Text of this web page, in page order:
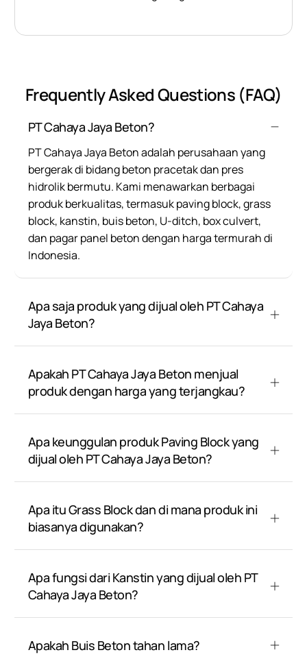
Frequently Asked Questions (FAQ)
PT Cahaya Jaya Beton?
PT Cahaya Jaya Beton adalah perusahaan yang
bergerak di bidang beton pracetak dan pres
hidrolik bermutu. Kami menawarkan berbagai
produk berkualitas, termasuk paving block, grass
block, kanstin, buis beton, U-ditch, box culvert,
dan pagar panel beton dengan harga termurah di
Indonesia.
Apa saja produk yang dijual oleh PT Cahaya
Jaya Beton?
Apakah PT Cahaya Jaya Beton menjual
produk dengan harga yang terjangkau?
Apa keunggulan produk Paving Block yang
dijual oleh PT Cahaya Jaya Beton?
Apa itu Grass Block dan di mana produk ini
biasanya digunakan?
Apa fungsi dari Kanstin yang dijual oleh PT
Cahaya Jaya Beton?
Apakah Buis Beton tahan lama?